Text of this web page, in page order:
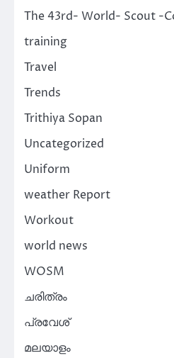
The 43rd- World- Scout -
training
Travel
Trends
Trithiya Sopan
Uncategorized
Uniform
weather Report
Workout
world news
WOSM
ചരിത്രം
പ്രവേശ്
മലയാളം